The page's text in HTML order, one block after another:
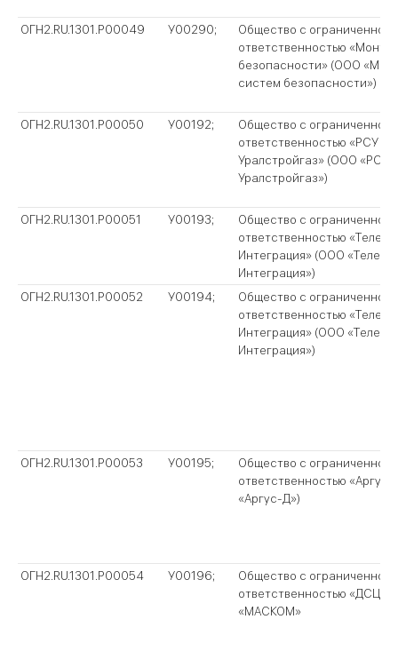
ОГН2.RU.1301.P00049 У00290;
Общество с ограниченной
ответственностью
безопасности» (ООО
систем безопасности»)
ОГН2.RU.1301.P00050 У00192;
Общество с ограниченной
ответственностью «РСУ
Уралстройгаз» (ООО «РСУ
Уралстройгаз»)
ОГН2.RU.1301.P00051 У00193;
Общество с ограниченной
ответственностью
Интеграция» (ООО
Интеграция»)
ОГН2.RU.1301.P00052
У00194;
Общество с ограниченной
ответственностью
Интеграция» (ООО
Интеграция»)
ОГН2.RU.1301.P00053 У00195;
Общество с ограниченной
ответственностью
«Аргус-Д»)
ОГН2.RU.1301.P00054 У00196;
Общество с ограниченной
ответственностью «ДСЦБИ
«МАСКОМ»